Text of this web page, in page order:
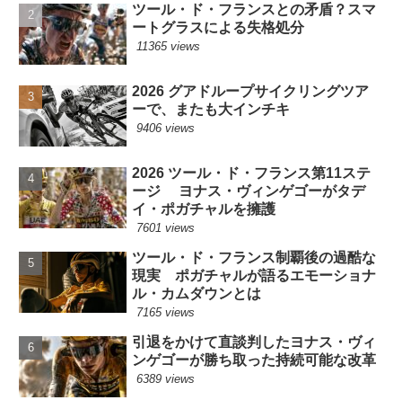
ツール・ド・フランスとの矛盾？スマ
ートグラスによる失格処分
11365 views
2026 グアドループサイクリングツア
ーで、またも大インチキ
9406 views
2026 ツール・ド・フランス第11ステ
ージ ヨナス・ヴィンゲゴーがタデ
イ・ポガチャルを擁護
7601 views
ツール・ド・フランス制覇後の過酷な
現実 ポガチャルが語るエモーショナ
ル・カムダウンとは
7165 views
引退をかけて直談判したヨナス・ヴィ
ンゲゴーが勝ち取った持続可能な改革
6389 views